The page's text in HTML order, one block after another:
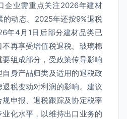
企业需重点关注2026年建材
的动态。2025年还按9%退税
年4月1日后部分建材品类已
再享受增值税退税。玻璃棉
组成部分，受政策传导影响
身产品归类及适用的退税政
税变动对利润的影响。建议
申报、退税跟踪及协定税率
化水平，以维持出口业务的